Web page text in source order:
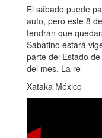
El sábado puede
auto, pero este 8
tendrán que
Sabatino estará
parte del Estado
del mes. La re
Xataka México